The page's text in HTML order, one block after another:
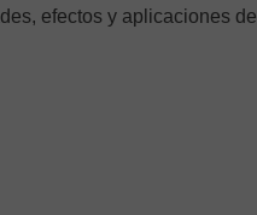
efectos y aplicaciones de